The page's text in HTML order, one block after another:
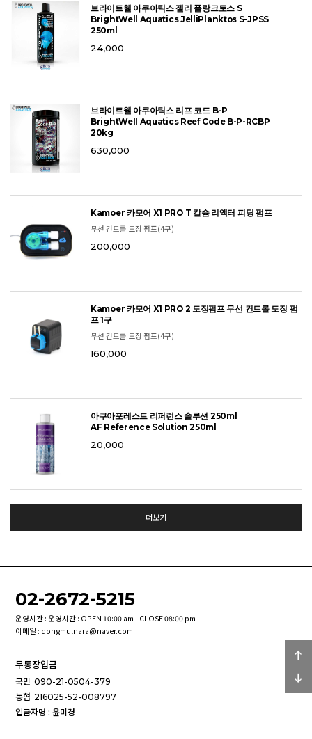
브라이트웰 아쿠아틱스 젤리 플랑크토스 S
BrightWell Aquatics JelliPlanktos S-JPSS
250ml
24,000
브라이트웰 아쿠아틱스 리프 코드 B-P
BrightWell Aquatics Reef Code B-P-RCBP
20kg
630,000
Kamoer 카모어 X1 PRO T 칼슘 리액터 피딩 펌프
무선 컨트롤 도징 펌프(4구)
200,000
Kamoer 카모어 X1 PRO 2 도징펌프 무선 컨트롤 도징 펌
프 1구
무선 컨트롤 도징 펌프(4구)
160,000
아쿠아포레스트 리퍼런스 솔루션 250ml
AF Reference Solution 250ml
20,000
더보기
02-2672-5215
운영시간 : 운영시간 : OPEN 10:00 am - CLOSE 08:00 pm
이메일 : dongmulnara@naver.com
무통장입금
국민 090-21-0504-379
농협 216025-52-008797
입금자명 : 윤미경